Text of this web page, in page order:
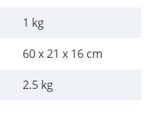
1 kg
60 x 21 x 16 cm
2.5 kg